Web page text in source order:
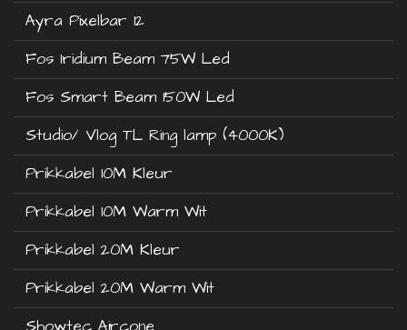
Ayra Pixelbar 12
Fos Iridium Beam 75W Led
Fos Smart Beam 150W Led
Studio/ Vlog TL Ring lamp (4000K)
Prikkabel 10M Kleur
Prikkabel 10M Warm Wit
Prikkabel 20M Kleur
Prikkabel 20M Warm Wit